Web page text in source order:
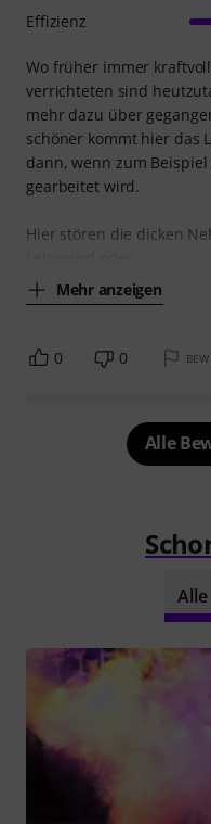
Wo früher immer
verrichteten sind
mehr dazu über
schöner kommt hier das
dann, wenn zum
gearbeitet wird.
Hier stören die dicken
Mehr anzeigen
Effizienz
0 0
Alle
Alle